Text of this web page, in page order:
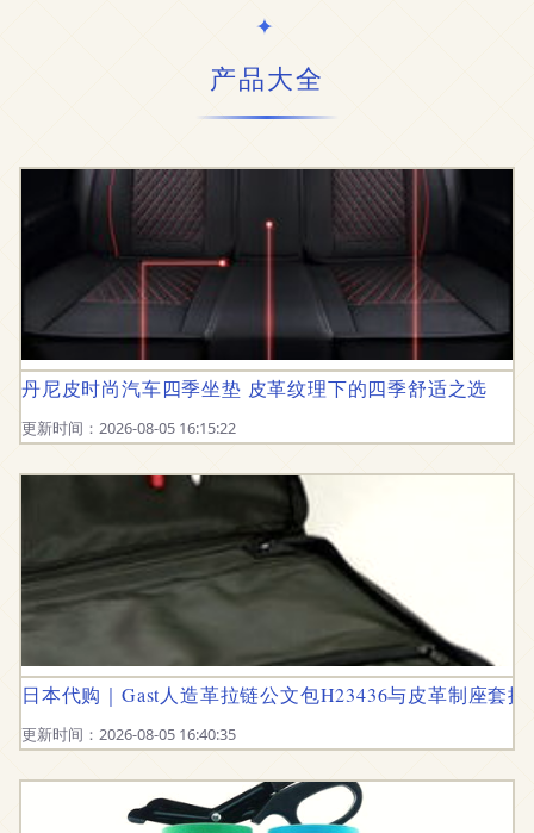
产品大全
丹尼皮时尚汽车四季坐垫 皮革纹理下的四季舒适之选
更新时间：2026-08-05 16:15:22
日本代购｜Gast人造革拉链公文包H23436与皮革制座套推
更新时间：2026-08-05 16:40:35